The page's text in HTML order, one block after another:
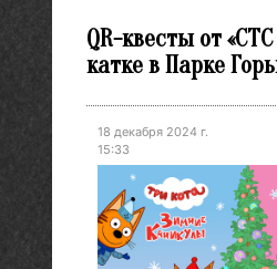
QR-квесты от
катке в Парке
18 декабря 2024 г.
15:33